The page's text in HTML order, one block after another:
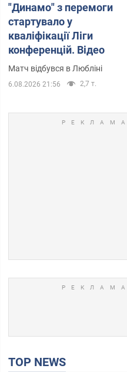
"Динамо" з перемоги
стартувало у
кваліфікації Ліги
конференцій. Відео
Матч відбувся в Любліні
6.08.2026 21:56 2,7 т.
TOP NEWS